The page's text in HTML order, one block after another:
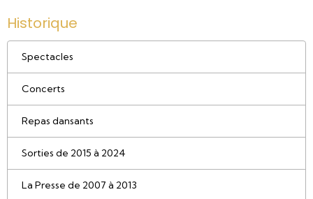
Historique
Spectacles
Concerts
Repas dansants
Sorties de 2015 à 2024
La Presse de 2007 à 2013